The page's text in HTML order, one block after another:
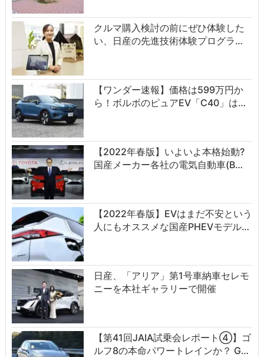
クルマ購入検討の前にぜひ体験した
い、日産の先進技術体験プログラ…
【ワンダー速報】価格は599万円か
ら！ボルボのピュアEV「C40」は…
【2022年春版】いよいよ本格始動?
国産メーカー各社の電気自動車(B…
【2022年春版】EVはまだ不安という
人にもオススメな国産PHEVモデル…
日産、「アリア」第1号車納車セレモ
ニーを本社ギャラリーで開催
【第41回JAIA試乗会レポート④】ゴ
ルフ8の本命パワートレインか？ G…